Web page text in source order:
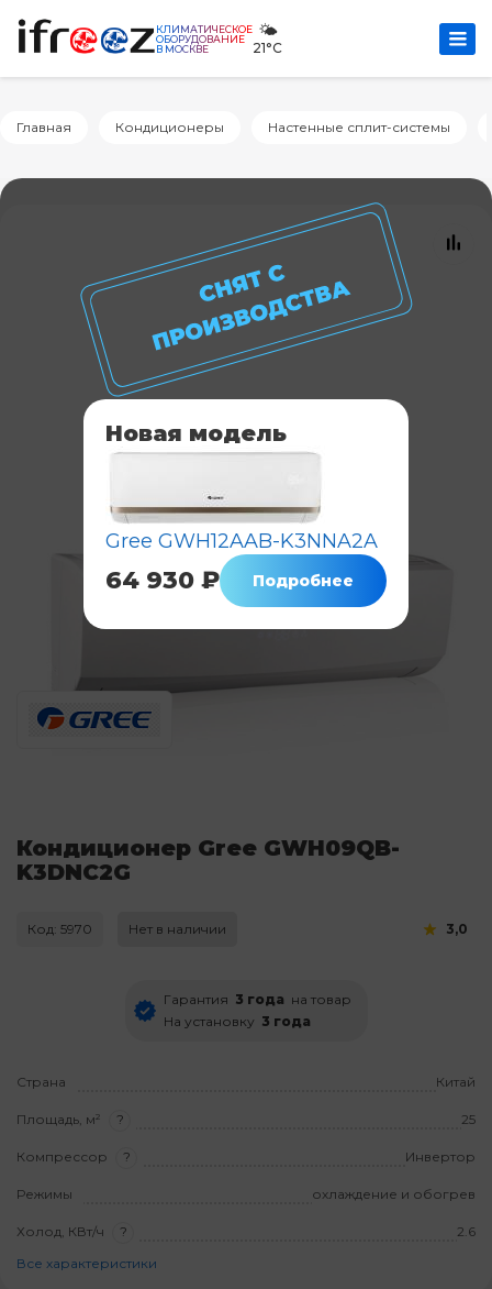
КЛИМАТИЧЕСКОЕ
ОБОРУДОВАНИЕ
В МОСКВЕ
🌤️
21°C
Главная Кондиционеры Настенные сплит-системы
Кондиционер Gree GWH09QB-
K3DNC2G
Код: 5970 Нет в наличии 3,0
Гарантия 3 года на товар
На установку 3 года
Страна Китай
Площадь, м² ? 25
Компрессор ? Инвертор
Режимы охлаждение и обогрев
Холод, КВт/ч ?
2.6
Все характеристики
Новая модель
Gree GWH12AAB-K3NNA2A
64 930 ₽ Подробнее